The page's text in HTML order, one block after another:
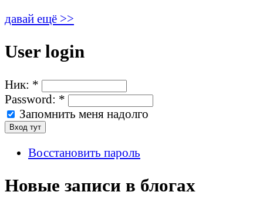
давай ещё >>
User login
Ник: *
Password: *
Запомнить меня надолго
Восстановить пароль
Новые записи в блогах